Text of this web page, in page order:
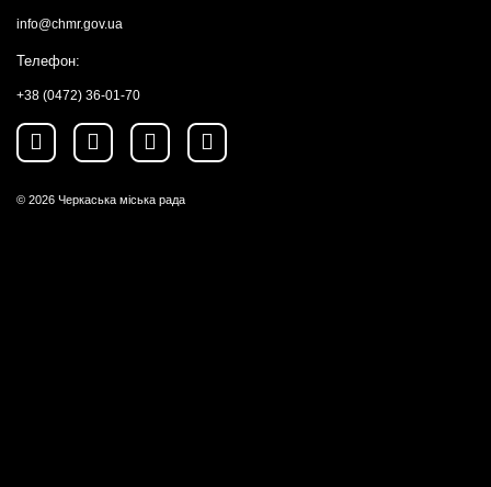
info@chmr.gov.ua
Телефон:
+38 (0472) 36-01-70
© 2026 Черкаська міська рада